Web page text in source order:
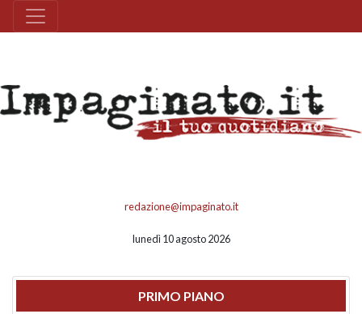
redazione@impaginato.it
lunedì 10 agosto 2026
PRIMO PIANO